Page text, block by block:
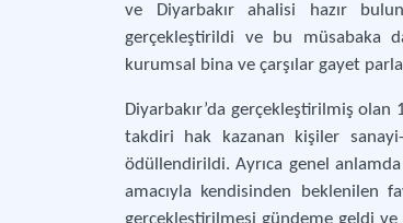
ve Diyarbakır ahalisi hazır
gerçekleştirildi ve bu müsabaka
kurumsal bina ve çarşılar gayet
Diyarbakır’da gerçekleştirilmiş olan
takdiri hak kazanan kişiler
ödüllendirildi. Ayrıca genel
amacıyla kendisinden beklenilen
gerçekleştirilmesi gündeme geldi